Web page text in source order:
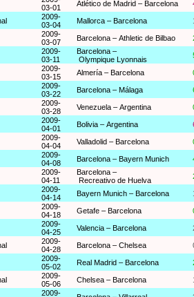
03-01
Atlético de Madrid – Barcelona
2009-
03-04
Mallorca – Barcelona
2009-
03-07
Barcelona – Athletic de Bilbao
2009-
03-11
Barcelona –
Olympique Lyonnais
2009-
03-15
Almería – Barcelona
2009-
03-22
Barcelona – Málaga
2009-
03-28
Venezuela – Argentina
2009-
04-01
Bolivia – Argentina
2009-
04-04
Valladolid – Barcelona
2009-
04-08
Barcelona – Bayern Munich
2009-
04-11
Barcelona –
Recreativo de Huelva
2009-
04-14
Bayern Munich – Barcelona
2009-
04-18
Getafe – Barcelona
2009-
04-25
Valencia – Barcelona
2009-
04-28
Barcelona – Chelsea
2009-
05-02
Real Madrid – Barcelona
2009-
05-06
Chelsea – Barcelona
2009-